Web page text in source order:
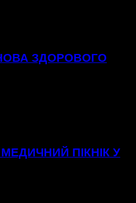
ЗДОРОВОГО
ПІКНІК У